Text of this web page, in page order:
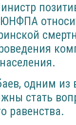
одним
стать
равенства.